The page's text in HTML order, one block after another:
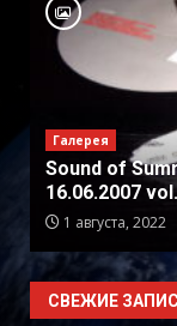
Галерея
Sound of
16.06.2007
31 июля, 2022
СВЕЖИЕ